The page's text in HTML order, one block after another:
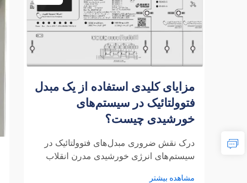
مزایای کلیدی استفاده از یک مبدل
فتوولتائیک در سیستم‌های
خورشیدی چیست؟
درک نقش ضروری مبدل‌های فتوولتائیک در
سیستم‌های انرژی خورشیدی مدرن انقلاب
مشاهده بیشتر